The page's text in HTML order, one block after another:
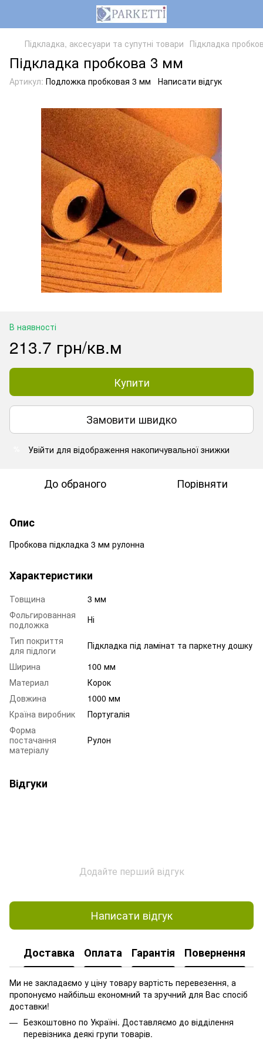
Підкладка, аксесуари та супутні товари Підкладка
Підкладка пробкова 3 мм
Артикул: Подложка пробковая 3 мм Написати відгук
В наявності
213.7 грн/кв.м
Купити
Замовити швидко
Увійти для відображення накопичувальної знижки
До обраного Порівняти
Опис
Пробкова підкладка 3 мм рулонна
Характеристики
Товщина
3 мм
Фольгированная
подложка
Ні
Тип покриття
для підлоги
Підкладка під ламінат та паркетну дошку
Ширина
100 мм
Материал
Корок
Довжина
1000 мм
Країна виробник
Португалія
Форма
постачання
матеріалу
Рулон
Відгуки
Додайте перший відгук
Написати відгук
Доставка Оплата Гарантія Повернення
Ми не закладаємо у ціну товару вартість перевезення, а
пропонуємо найбільш економний та зручний для Вас спосіб
доставки!
Безкоштовно по Україні. Доставляємо до відділення
перевізника деякі групи товарів.